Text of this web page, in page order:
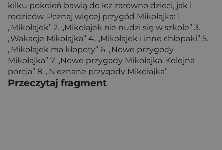
kilku pokoleń bawią do łez zarówno dzieci, jak i
rodziców. Poznaj więcej przygód Mikołajka: 1.
„Mikołajek” 2. „Mikołajek nie nudzi się w szkole” 3.
„Wakacje Mikołajka” 4. „Mikołajek i inne chłopaki” 5.
„Mikołajek ma kłopoty” 6. „Nowe przygody
Mikołajka” 7. „Nowe przygody Mikołajka. Kolejna
porcja” 8. „Nieznane przygody Mikołajka”
Przeczytaj fragment